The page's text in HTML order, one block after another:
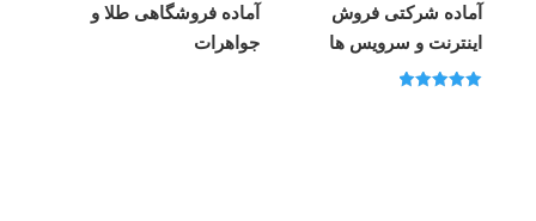
آماده شرکتی فروش
اینترنت و سرویس ها
آماده فروشگاهی طلا و
جواهرات